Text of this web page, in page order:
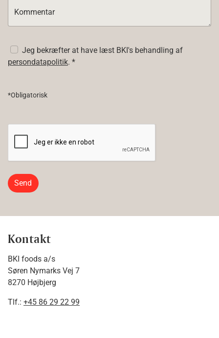
Kommentar
Jeg bekræfter at have læst BKI's behandling af
persondatapolitik. *
*Obligatorisk
Send
Kontakt
BKI foods a/s
Søren Nymarks Vej 7
8270 Højbjerg
Tlf.: +45 86 29 22 99